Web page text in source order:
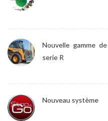
Nouvelle gamme
serie R
Nouveau système